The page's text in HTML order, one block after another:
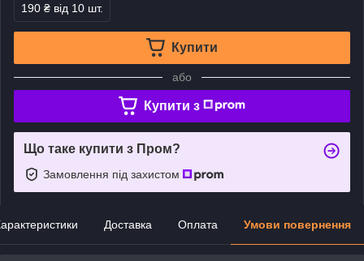
190 ₴ від 10 шт.
Купити
або
Купити з
Що таке купити з Пром?
Замовлення під захистом
Доставка Оплата Умови повернення